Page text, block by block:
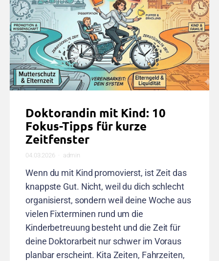
Doktorandin mit Kind: 10
Fokus-Tipps für kurze
Zeitfenster
04.03.2026 admin
Wenn du mit Kind promovierst, ist Zeit das
knappste Gut. Nicht, weil du dich schlecht
organisierst, sondern weil deine Woche aus
vielen Fixterminen rund um die
Kinderbetreuung besteht und die Zeit für
deine Doktorarbeit nur schwer im Voraus
planbar erscheint. Kita Zeiten, Fahrzeiten,